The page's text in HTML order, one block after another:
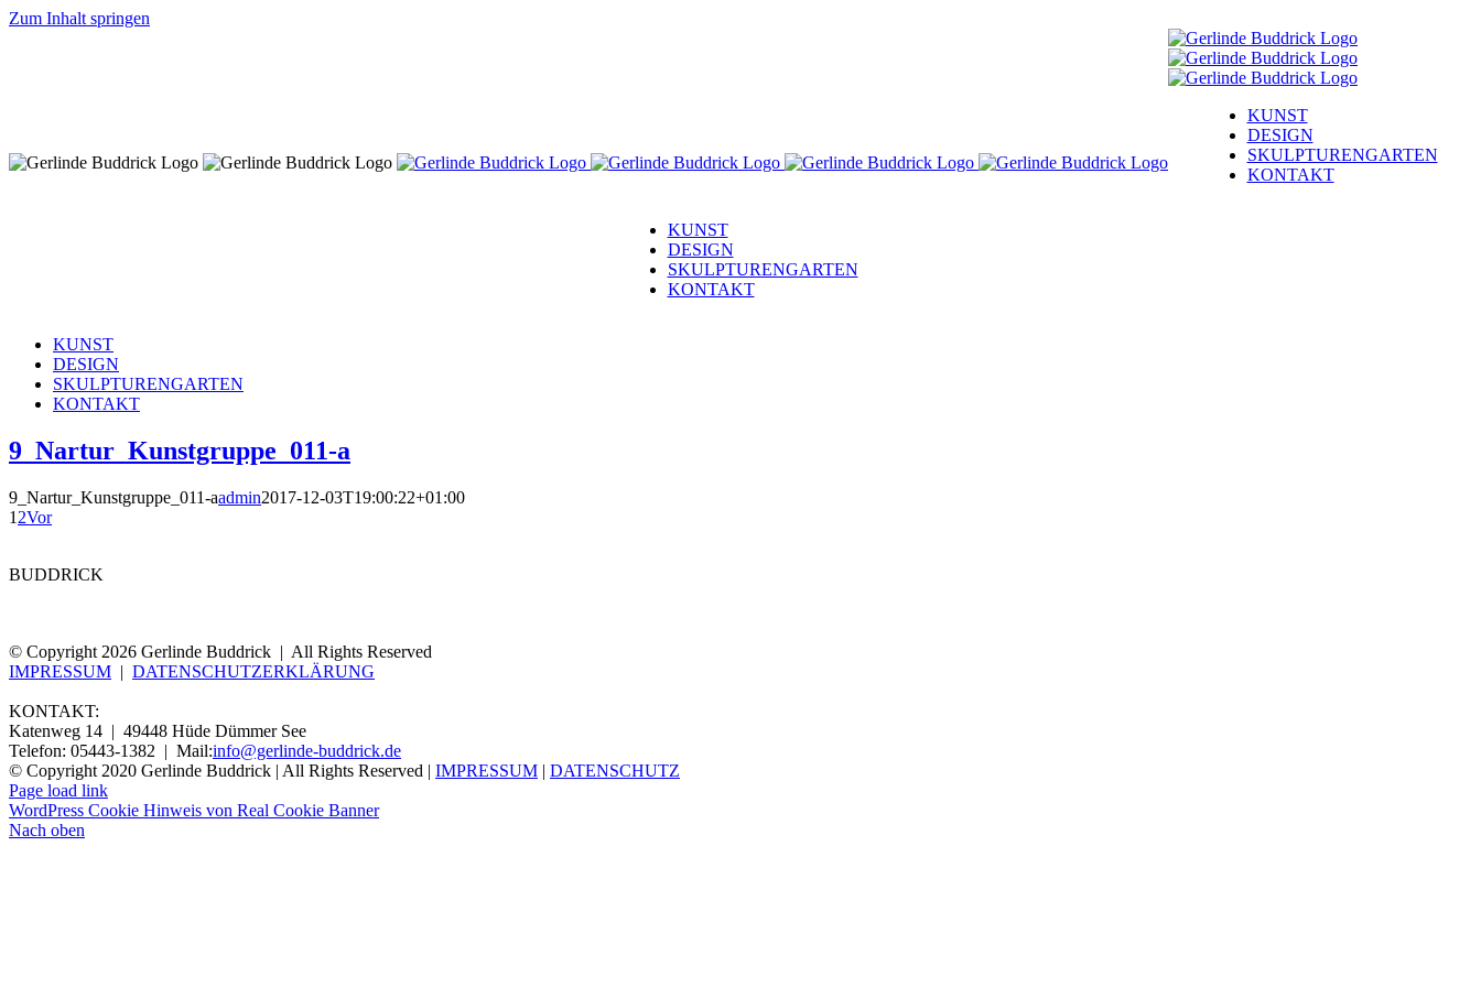
Zum Inhalt springen
KUNST
DESIGN
SKULPTURENGARTEN
KONTAKT
KUNST
DESIGN
SKULPTURENGARTEN
KONTAKT
KUNST
DESIGN
SKULPTURENGARTEN
KONTAKT
9_Nartur_Kunstgruppe_011-a
9_Nartur_Kunstgruppe_011-aadmin2017-12-03T19:00:22+01:00
1 2Vor
BUDDRICK
© Copyright 2026 Gerlinde Buddrick | All Rights Reserved
IMPRESSUM | DATENSCHUTZERKLÄRUNG
KONTAKT:
Katenweg 14 | 49448 Hüde Dümmer See
Telefon: 05443-1382 | Mail:info@gerlinde-buddrick.de
© Copyright 2020 Gerlinde Buddrick | All Rights Reserved | IMPRESSUM | DATENSCHUTZ
Page load link
WordPress Cookie Hinweis von Real Cookie Banner
Nach oben